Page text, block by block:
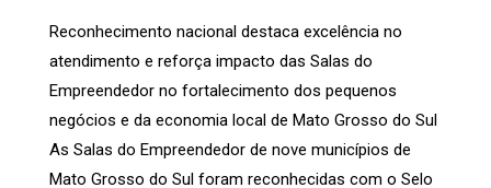
Reconhecimento nacional destaca excelência no
atendimento e reforça impacto das Salas do
Empreendedor no fortalecimento dos pequenos
negócios e da economia local de Mato Grosso do Sul
As Salas do Empreendedor de nove municípios de
Mato Grosso do Sul foram reconhecidas com o Selo